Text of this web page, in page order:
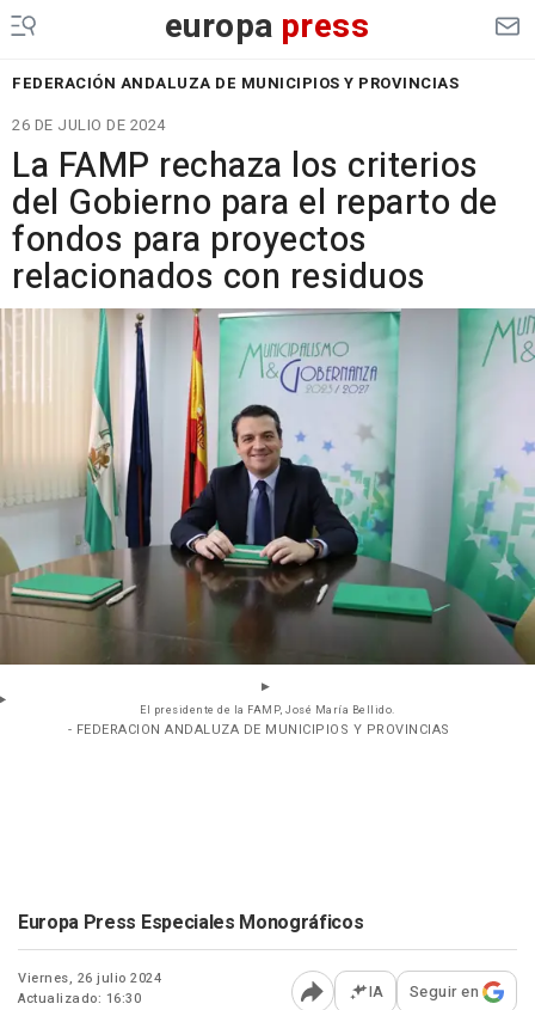
europa press
FEDERACIÓN ANDALUZA DE MUNICIPIOS Y PROVINCIAS
26 DE JULIO DE 2024
La FAMP rechaza los criterios
del Gobierno para el reparto de
fondos para proyectos
relacionados con residuos
El presidente de la FAMP, José María Bellido.
- FEDERACION ANDALUZA DE MUNICIPIOS Y PROVINCIAS
Europa Press Especiales Monográficos
Viernes, 26 julio 2024
Actualizado: 16:30
IA Seguir en